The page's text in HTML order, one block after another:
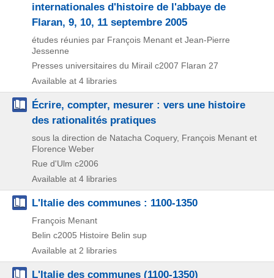
internationales d'histoire de l'abbaye de
Flaran, 9, 10, 11 septembre 2005
études réunies par François Menant et Jean-Pierre
Jessenne
Presses universitaires du Mirail c2007 Flaran 27
Available at 4 libraries
Écrire, compter, mesurer : vers une histoire
des rationalités pratiques
sous la direction de Natacha Coquery, François Menant et
Florence Weber
Rue d'Ulm c2006
Available at 4 libraries
L'Italie des communes : 1100-1350
François Menant
Belin c2005 Histoire Belin sup
Available at 2 libraries
L'Italie des communes (1100-1350)